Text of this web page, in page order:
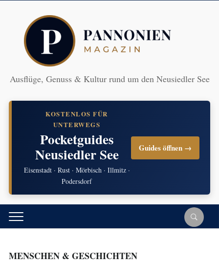
Ausflüge, Genuss & Kultur rund um den Neusiedler See
KOSTENLOS FÜR
UNTERWEGS
Pocketguides
Neusiedler See
Eisenstadt · Rust · Mörbisch · Illmitz ·
Podersdorf
Guides öffnen →
MENSCHEN & GESCHICHTEN